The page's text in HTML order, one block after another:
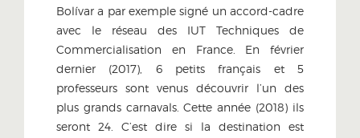
Bolívar a par exemple signé un accord-cadre
avec le réseau des IUT Techniques de
Commercialisation en France. En février
dernier (2017), 6 petits français et 5
professeurs sont venus découvrir l’un des
plus grands carnavals. Cette année (2018) ils
seront 24. C’est dire si la destination est